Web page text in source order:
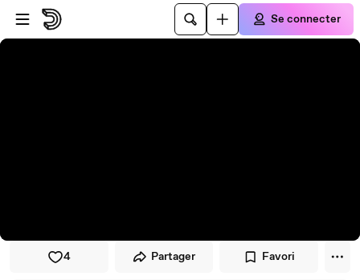
Passer au player
Passer au contenu principal
Se connecter
4 Partager Favori